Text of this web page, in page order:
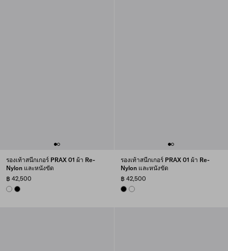
รองเท้าสนีกเกอร์ PRAX 01 ผ้า Re-
Nylon และหนังขัด
฿ 42,500
WHITEBLACK
รองเท้าสนีกเกอร์ PRAX 01 ผ้า Re-
Nylon และหนังขัด
฿ 42,500
BLACKWHITE